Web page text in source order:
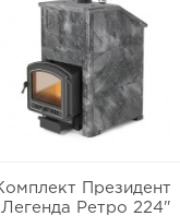
Президент
Ретро 224"